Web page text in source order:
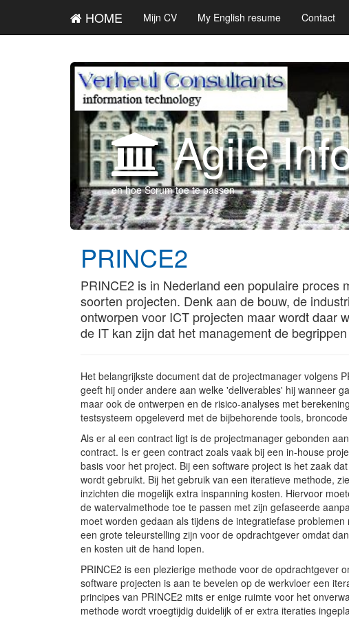
HOME Mijn CV My English resume Contact
Agile
en hoe Scrum toe te passen
PRINCE2
PRINCE2 is in Nederland een populaire
soorten projecten. Denk aan de bouw, de
ontworpen voor ICT projecten maar wordt daar
de IT kan zijn dat het management de
Het belangrijkste document dat de projectmanager volgens
geeft hij onder andere aan welke 'deliverables' hij wanneer
maar ook de ontwerpen en de risico-analyses met
testsysteem opgeleverd met de bijbehorende tools,
Als er al een contract ligt is de projectmanager gebonden
contract. Is er geen contract zoals vaak bij een in-house
basis voor het project. Bij een software project is het zaak
wordt gebruikt. Bij het gebruik van een iteratieve methode, zie
inzichten die mogelijk extra inspanning kosten. Hiervoor
de watervalmethode toe te passen met zijn gefaseerde
moet worden gedaan als tijdens de integratiefase
een grote teleurstelling zijn voor de opdrachtgever omdat
en kosten uit de hand lopen.
PRINCE2 is een plezierige methode voor de opdrachtgever
software projecten is aan te bevelen op de werkvloer een
principes van PRINCE2 mits er enige ruimte voor het
methode wordt vroegtijdig duidelijk of er extra iteraties